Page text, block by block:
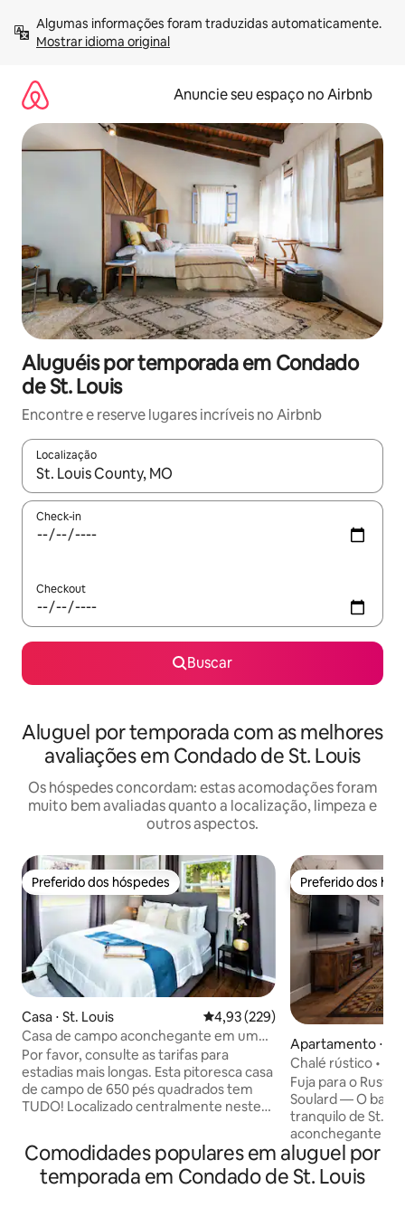
para
Mostrar idioma original
Anuncie seu espaço no Airbnb
Aluguéis por temporada em Condado
de St. Louis
Encontre e reserve lugares incríveis no Airbnb
Localização
Quando os resultados estiverem disponíveis, explore-os
Check-in
Checkout
Buscar
Aluguel por temporada com as melhores
avaliações em Condado de St. Louis
Os hóspedes concordam: estas acomodações foram
muito bem avaliadas quanto a localização, limpeza e
outros aspectos.
Preferido dos hóspedes
Preferido dos hóspedes
Casa ⋅ St. Louis 4,93 de uma avaliação média de
4,93 (229)
Casa de campo aconchegante em um
bairro tranquilo da cidade!
Por favor, consulte as tarifas para
estadias mais longas. Esta pitoresca casa
de campo de 650 pés quadrados tem
TUDO! Localizado centralmente neste
uma curta distância de carro de todas as
MELHORES ATRAÇÕES DE STL! Este
encantador tem todas as comodidades
Preferido dos
Preferido dos
Apartamento ⋅ St.
Chalé rústico •
Wi-Fi rápido •
Fuja para o
Soulard — O
tranquilo de St.
aconchegante
combina o
conforto
lençóis premium,
Comodidades populares em aluguel por
temporada em Condado de St. Louis